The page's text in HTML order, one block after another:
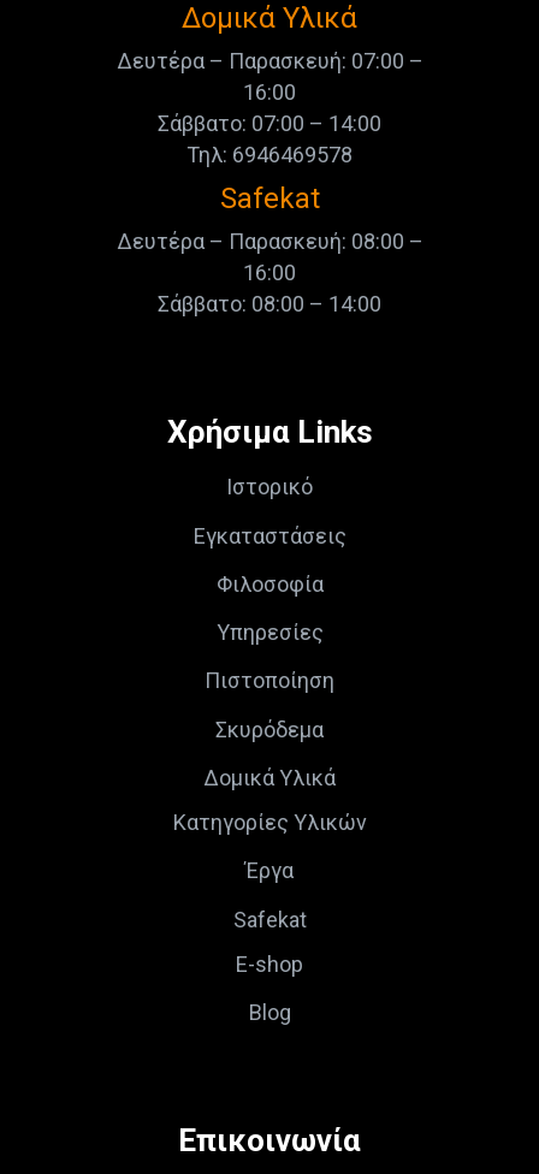
Δομικά Υλικά
Δευτέρα – Παρασκευή: 07:00 –
16:00
Σάββατο: 07:00 – 14:00
Τηλ: 6946469578
Safekat
Δευτέρα – Παρασκευή: 08:00 –
16:00
Σάββατο: 08:00 – 14:00
Χρήσιμα Links
Ιστορικό
Εγκαταστάσεις
Φιλοσοφία
Υπηρεσίες
Πιστοποίηση
Σκυρόδεμα
Δομικά Υλικά
Κατηγορίες Υλικών
Έργα
Safekat
E-shop
Blog
Επικοινωνία